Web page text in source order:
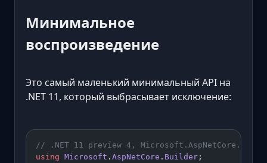
Минимальное
воспроизведение
Это самый маленький минимальный API на
.NET 11, который выбрасывает исключение:
// .NET 11 preview 4, Microsoft.AspNetCore.App
using Microsoft . AspNetCore . Builder ;